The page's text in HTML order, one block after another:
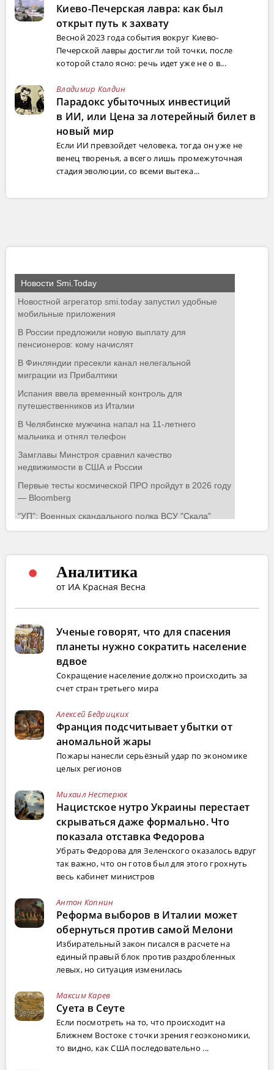
Киево-Печерская лавра: как был
открыт путь к захвату
Весной 2023 года события вокруг Киево-
Печерской лавры достигли той точки, после
которой стало ясно: речь идет уже не о в...
Владимир Колдин
Парадокс убыточных инвестиций
в ИИ, или Цена за лотерейный билет в
новый мир
Если ИИ превзойдет человека, тогда он уже не
венец творенья, а всего лишь промежуточная
стадия эволюции, со всеми вытека...
Аналитика
от ИА Красная Весна
Ученые говорят, что для спасения
планеты нужно сократить население
вдвое
Сокращение население должно происходить за
счет стран третьего мира
Алексей Бедрицких
Франция подсчитывает убытки от
аномальной жары
Пожары нанесли серьёзный удар по экономике
целых регионов
Михаил Нестерюк
Нацистское нутро Украины перестает
скрываться даже формально. Что
показала отставка Федорова
Убрать Федорова для Зеленского оказалось вдруг
так важно, что он готов был для этого грохнуть
весь кабинет министров
Антон Копнин
Реформа выборов в Италии может
обернуться против самой Мелони
Избирательный закон писался в расчете на
единый правый блок против раздробленных
левых, но ситуация изменилась
Максим Карев
Суета в Сеуте
Если посмотреть на то, что происходит на
Ближнем Востоке с точки зрения геоэкономики,
то видно, как США последовательно ...